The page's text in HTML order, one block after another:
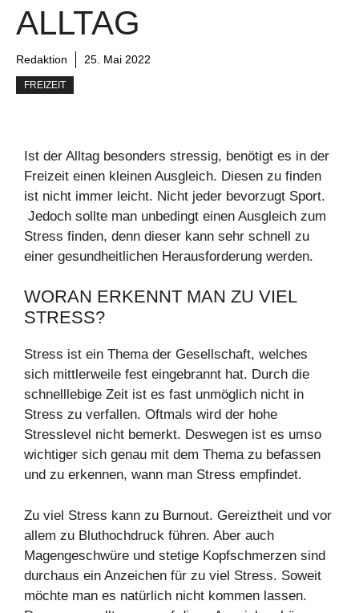
ALLTAG
Redaktion 25. Mai 2022
FREIZEIT
Ist der Alltag besonders stressig, benötigt es in der
Freizeit einen kleinen Ausgleich. Diesen zu finden
ist nicht immer leicht. Nicht jeder bevorzugt Sport.
Jedoch sollte man unbedingt einen Ausgleich zum
Stress finden, denn dieser kann sehr schnell zu
einer gesundheitlichen Herausforderung werden.
WORAN ERKENNT MAN ZU VIEL
STRESS?
Stress ist ein Thema der Gesellschaft, welches
sich mittlerweile fest eingebrannt hat. Durch die
schnelllebige Zeit ist es fast unmöglich nicht in
Stress zu verfallen. Oftmals wird der hohe
Stresslevel nicht bemerkt. Deswegen ist es umso
wichtiger sich genau mit dem Thema zu befassen
und zu erkennen, wann man Stress empfindet.
Zu viel Stress kann zu Burnout. Gereiztheit und vor
allem zu Bluthochdruck führen. Aber auch
Magengeschwüre und stetige Kopfschmerzen sind
durchaus ein Anzeichen für zu viel Stress. Soweit
möchte man es natürlich nicht kommen lassen.